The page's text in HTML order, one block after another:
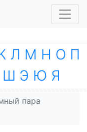
пара
Л М Н О П
Ш Э Ю Я